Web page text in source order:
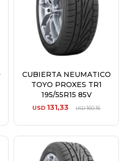
CUBIERTA NEUMATICO
TOYO PROXES TR1
195/55R15 85V
USD 131,33 USD160,16